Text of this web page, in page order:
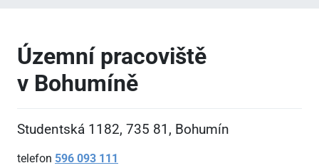
Územní pracoviště
v Bohumíně
Studentská 1182, 735 81, Bohumín
telefon 596 093 111